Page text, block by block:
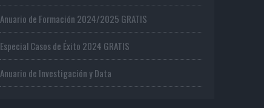
Anuario de Formación 2024/2025 GRATIS
Especial Casos de Éxito 2024 GRATIS
Anuario de Investigación y Data